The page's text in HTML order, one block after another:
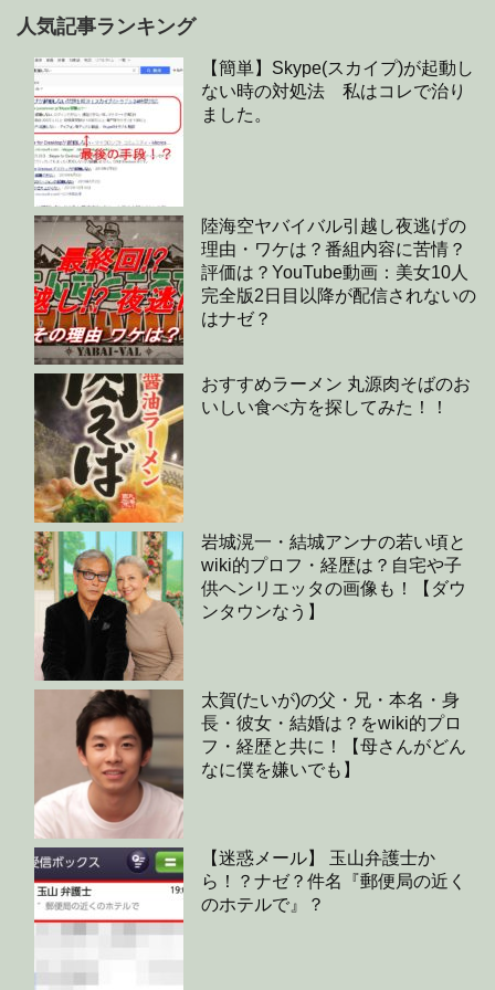
人気記事ランキング
【簡単】Skype(スカイプ)が起動し
ない時の対処法 私はコレで治り
ました。
陸海空ヤバイバル引越し夜逃げの
理由・ワケは？番組内容に苦情？
評価は？YouTube動画：美女10人
完全版2日目以降が配信されないの
はナゼ？
おすすめラーメン 丸源肉そばのお
いしい食べ方を探してみた！！
岩城滉一・結城アンナの若い頃と
wiki的プロフ・経歴は？自宅や子
供ヘンリエッタの画像も！【ダウ
ンタウンなう】
太賀(たいが)の父・兄・本名・身
長・彼女・結婚は？をwiki的プロ
フ・経歴と共に！【母さんがどん
なに僕を嫌いでも】
【迷惑メール】 玉山弁護士か
ら！？ナゼ？件名『郵便局の近く
のホテルで』？